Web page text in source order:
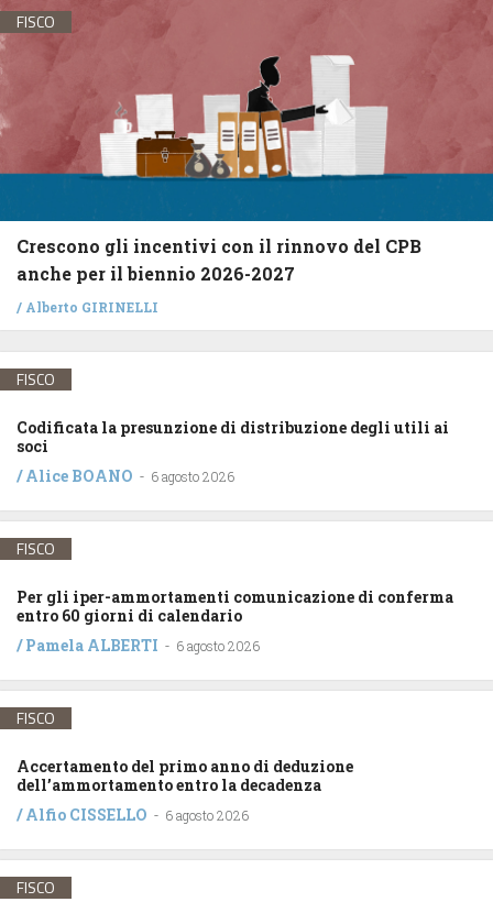
FISCO
Crescono gli incentivi con il rinnovo del CPB
anche per il biennio 2026-2027
/ Alberto GIRINELLI
FISCO
Codificata la presunzione di distribuzione degli utili ai
soci
/Alice BOANO - 6 agosto 2026
FISCO
Per gli iper-ammortamenti comunicazione di conferma
entro 60 giorni di calendario
/Pamela ALBERTI - 6 agosto 2026
FISCO
Accertamento del primo anno di deduzione
dell’ammortamento entro la decadenza
/Alfio CISSELLO - 6 agosto 2026
FISCO